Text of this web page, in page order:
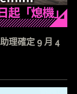
理確定 9 月 4